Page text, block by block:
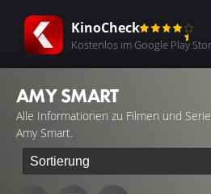
KinoCheck
Kostenlos im Google Play
AMY SMART
Alle Informationen zu Filmen und
Amy Smart.